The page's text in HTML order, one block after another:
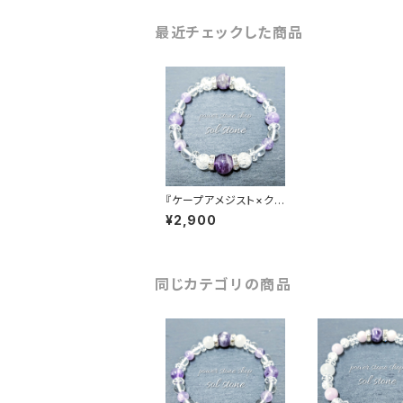
最近チェックした商品
『ケープアメジスト×クラ
ック水晶×水晶』天然石
パワーストーンブレスレ
¥2,900
同じカテゴリの商品